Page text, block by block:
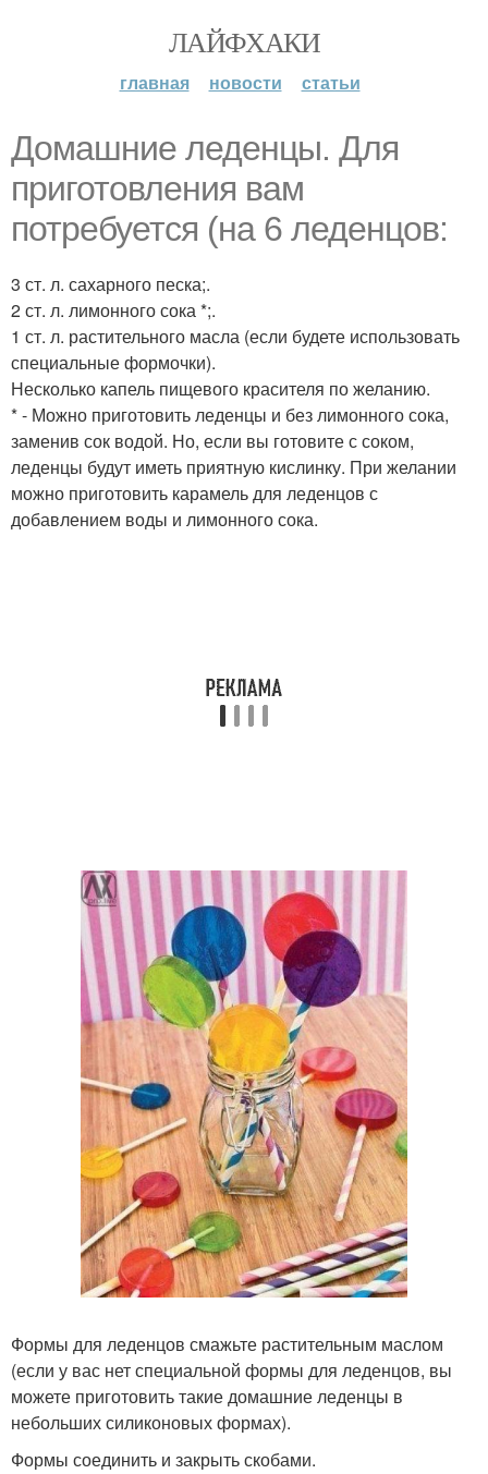
ЛАЙФХАКИ
главная новости статьи
Домашние леденцы. Для
приготовления вам
потребуется (на 6 леденцов:
3 ст. л. сахарного песка;.
2 ст. л. лимонного сока *;.
1 ст. л. растительного масла (если будете использовать
специальные формочки).
Несколько капель пищевого красителя по желанию.
* - Можно приготовить леденцы и без лимонного сока,
заменив сок водой. Но, если вы готовите с соком,
леденцы будут иметь приятную кислинку. При желании
можно приготовить карамель для леденцов с
добавлением воды и лимонного сока.
Формы для леденцов смажьте растительным маслом
(если у вас нет специальной формы для леденцов, вы
можете приготовить такие домашние леденцы в
небольших силиконовых формах).
Формы соединить и закрыть скобами.